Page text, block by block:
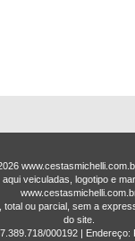
aqui veiculadas, logotipo e
total ou parcial, sem a
do site.
0001­92 | Endereço: